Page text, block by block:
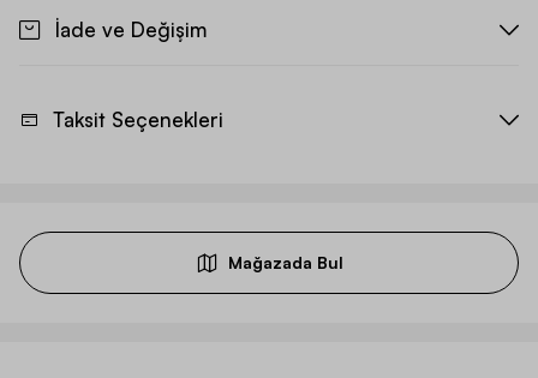
İade ve Değişim
Taksit Seçenekleri
Mağazada Bul